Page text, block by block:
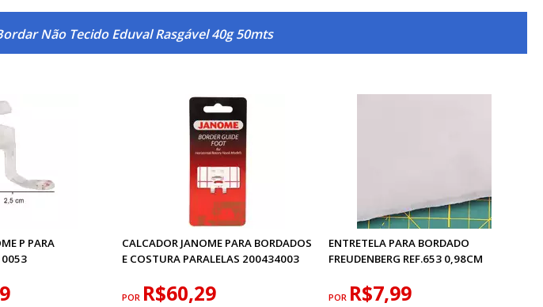
Não Tecido Eduval Rasgável 40g 50mts
P PARA
CALCADOR JANOME PARA BORDADOS
E COSTURA PARALELAS 200434003
POR R$60,29
ENTRETELA PARA BORDADO
FREUDENBERG REF.653 0,98CM
POR R$7,99